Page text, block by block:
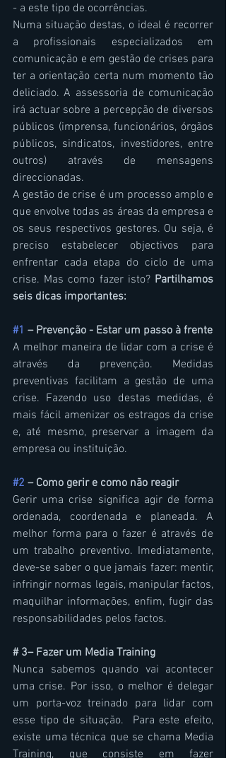
- a este tipo de ocorrências.
Numa situação destas, o ideal é recorrer
a profissionais especializados em
comunicação e em gestão de crises para
ter a orientação certa num momento tão
deliciado. A assessoria de comunicação
irá actuar sobre a percepção de diversos
públicos (imprensa, funcionários, órgãos
públicos, sindicatos, investidores, entre
outros) através de mensagens
direccionadas.
A gestão de crise é um processo amplo e
que envolve todas as áreas da empresa e
os seus respectivos gestores. Ou seja, é
preciso estabelecer objectivos para
enfrentar cada etapa do ciclo de uma
crise. Mas como fazer isto? Partilhamos
seis dicas importantes:
#1 – Prevenção - Estar um passo à frente
A melhor maneira de lidar com a crise é
através da prevenção. Medidas
preventivas facilitam a gestão de uma
crise. Fazendo uso destas medidas, é
mais fácil amenizar os estragos da crise
e, até mesmo, preservar a imagem da
empresa ou instituição.
#2 – Como gerir e como não reagir
Gerir uma crise significa agir de forma
ordenada, coordenada e planeada. A
melhor forma para o fazer é através de
um trabalho preventivo. Imediatamente,
deve-se saber o que jamais fazer: mentir,
infringir normas legais, manipular factos,
maquilhar informações, enfim, fugir das
responsabilidades pelos factos.
# 3– Fazer um Media Training
Nunca sabemos quando vai acontecer
uma crise. Por isso, o melhor é delegar
um porta-voz treinado para lidar com
esse tipo de situação.  Para este efeito,
existe uma técnica que se chama Media
Training, que consiste em fazer